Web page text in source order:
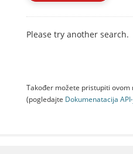
Please try another search.
Također možete pristupiti ovom
(pogledajte Dokumenаtаcijа